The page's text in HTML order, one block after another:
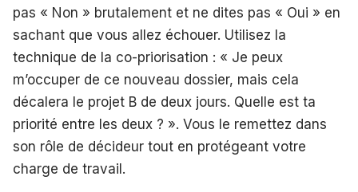
pas « Non » brutalement et ne dites pas « Oui » en
sachant que vous allez échouer. Utilisez la
technique de la co-priorisation : « Je peux
m’occuper de ce nouveau dossier, mais cela
décalera le projet B de deux jours. Quelle est ta
priorité entre les deux ? ». Vous le remettez dans
son rôle de décideur tout en protégeant votre
charge de travail.